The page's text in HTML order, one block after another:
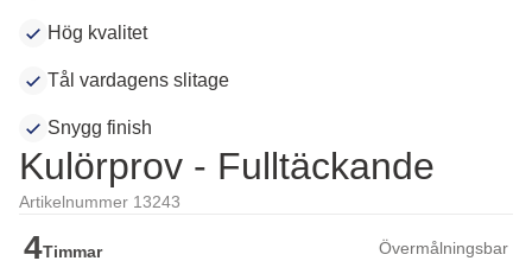
Hög kvalitet
Tål vardagens slitage
Snygg finish
Kulörprov - Fulltäckande
Artikelnummer 13243
4Timmar Övermålningsbar